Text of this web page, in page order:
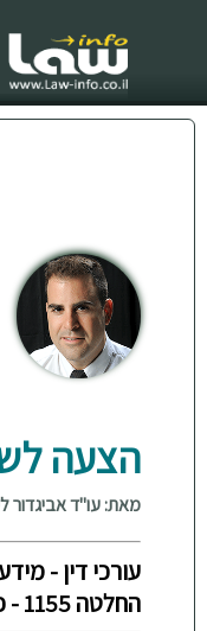
הצעה
מאת: עו"ד אביגדור
עורכי דין -
החלטה 1155 - פעילות לא חקלאית - דמי הסכמה - חלקת המגורים - פטורים